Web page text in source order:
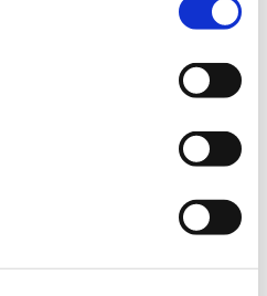
del Observatorio de Vigilancia